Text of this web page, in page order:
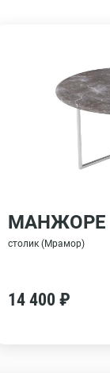
МАНЖОРЕ
столик (Мрамор)
14 400 ₽